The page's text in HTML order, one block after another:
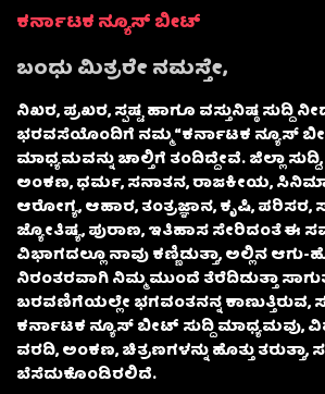
ಕರ್ನಾಟಕ ನ್ಯೂಸ್ ಬೀಟ್
ಬಂಧು ಮಿತ್ರರೇ ನಮಸ್ತೇ,
ನಿಖರ, ಪ್ರಖರ, ಸ್ಪಷ್ಟ ಹಾಗೂ ವಸ್ತುನಿಷ್ಠ ಸುದ್ದಿ
ಭರವಸೆಯೊಂದಿಗೆ ನಮ್ಮ “ಕರ್ನಾಟಕ ನ್ಯೂಸ್
ಮಾಧ್ಯಮವನ್ನು ಚಾಲ್ತಿಗೆ ತಂದಿದ್ದೇವೆ. ಜಿಲ್ಲಾ ಸುದ್ದಿ,
ಅಂಕಣ, ಧರ್ಮ, ಸನಾತನ, ರಾಜಕೀಯ,
ಆರೋಗ್ಯ, ಆಹಾರ, ತಂತ್ರಜ್ಞಾನ, ಕೃಷಿ, ಪರಿಸರ,
ಜ್ಯೋತಿಷ್ಯ, ಪುರಾಣ, ಇತಿಹಾಸ ಸೇರಿದಂತೆ ಈ
ವಿಭಾಗದಲ್ಲೂ ನಾವು ಕಣ್ಣಿಡುತ್ತಾ, ಅಲ್ಲಿನ ಆಗು-
ನಿರಂತರವಾಗಿ ನಿಮ್ಮ ಮುಂದೆ ತೆರೆದಿಡುತ್ತಾ
ಬರವಣಿಗೆಯಲ್ಲೇ ಭಗವಂತನನ್ನ
ಕರ್ನಾಟಕ ನ್ಯೂಸ್ ಬೀಟ್ ಸುದ್ದಿ ಮಾಧ್ಯಮವು,
ವರದಿ, ಅಂಕಣ, ಚಿತ್ರಣಗಳನ್ನು ಹೊತ್ತು ತರುತ್ತಾ,
ಬೆಸೆದುಕೊಂಡಿರಲಿದೆ.